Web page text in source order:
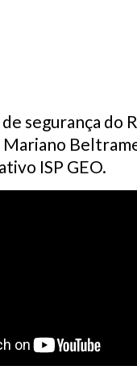
segurança do
Mariano
ISP GEO.